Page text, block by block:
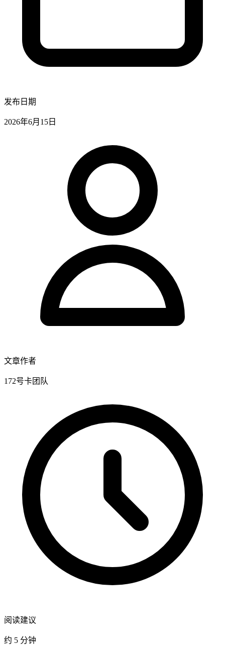
发布日期
2026年6月15日
文章作者
172号卡团队
阅读建议
约 5 分钟